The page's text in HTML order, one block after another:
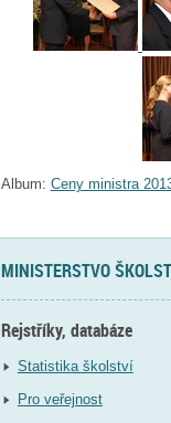
Album: Ceny ministra
MINISTERSTVO
Rejstříky, databáze
Statistika školství
Pro veřejnost